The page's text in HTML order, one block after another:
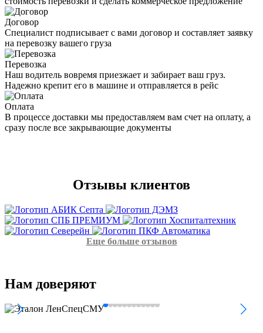
Договор
Специалист подписывает с вами договор и составляет заявку
на перевозку вашего груза
Перевозка
Наш водитель вовремя приезжает и забирает ваш груз.
Надежно крепит его в машине и отправляется в рейс
Оплата
В процессе доставки мы предоставляем вам счет на оплату, а
сразу после все закрывающие документы
Отзывы клиентов
Еще больше отзывов
Нам доверяют